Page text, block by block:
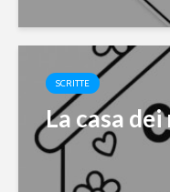
SCRITTE
La casa